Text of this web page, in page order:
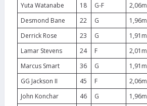
Yuta Watanabe
18 G-F 2,06m
Desmond Bane
22 G 1,96m
Derrick Rose
23 G 1,91m
Lamar Stevens
24 F 2,01m
Marcus Smart
36 G 1,91m
GG Jackson II
45 F 2,06m
John Konchar
46 G 1,96m